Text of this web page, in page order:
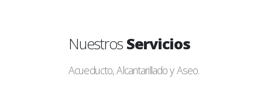
Nuestros Servicios
Acueducto, Alcantarillado y Aseo.